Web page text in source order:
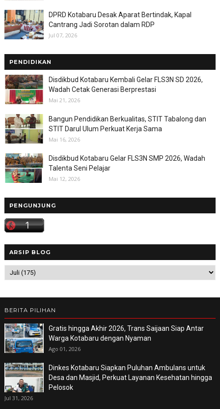
DPRD Kotabaru Desak Aparat Bertindak, Kapal
Cantrang Jadi Sorotan dalam RDP
Jul 07, 2026
PENDIDIKAN
Disdikbud Kotabaru Kembali Gelar FLS3N SD 2026,
Wadah Cetak Generasi Berprestasi
Mai 21, 2026
Bangun Pendidikan Berkualitas, STIT Tabalong dan
STIT Darul Ulum Perkuat Kerja Sama
Mai 16, 2026
Disdikbud Kotabaru Gelar FLS3N SMP 2026, Wadah
Talenta Seni Pelajar
Mai 12, 2026
PENGUNJUNG
ARSIP BLOG
BERITA PILIHAN
Gratis hingga Akhir 2026, Trans Saijaan Siap Antar
Warga Kotabaru dengan Nyaman
Ago 01, 2026
Dinkes Kotabaru Siapkan Puluhan Ambulans untuk
Desa dan Masjid, Perkuat Layanan Kesehatan hingga
Pelosok
Jul 31, 2026